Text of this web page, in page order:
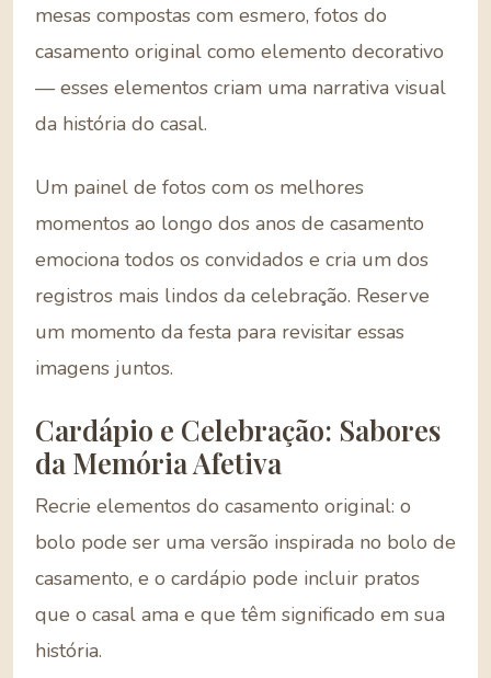
mesas compostas com esmero, fotos do
casamento original como elemento decorativo
— esses elementos criam uma narrativa visual
da história do casal.
Um painel de fotos com os melhores
momentos ao longo dos anos de casamento
emociona todos os convidados e cria um dos
registros mais lindos da celebração. Reserve
um momento da festa para revisitar essas
imagens juntos.
Cardápio e Celebração: Sabores
da Memória Afetiva
Recrie elementos do casamento original: o
bolo pode ser uma versão inspirada no bolo de
casamento, e o cardápio pode incluir pratos
que o casal ama e que têm significado em sua
história.